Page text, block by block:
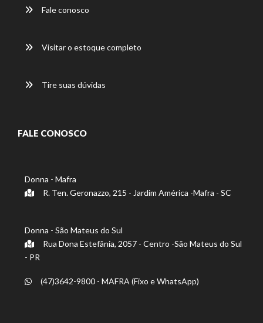
Fale conosco
Visitar o estoque completo
Tire suas dúvidas
FALE CONOSCO
R. Ten. Geronazzo, 215 - Jardim América -Mafra - SC
Donna - Mafra
Rua Dona Estefânia, 2057 - Centro -São Mateus do Sul
- PR
Donna - São Mateus do Sul
(47)3642-9800 - MAFRA (Fixo e WhatsApp)